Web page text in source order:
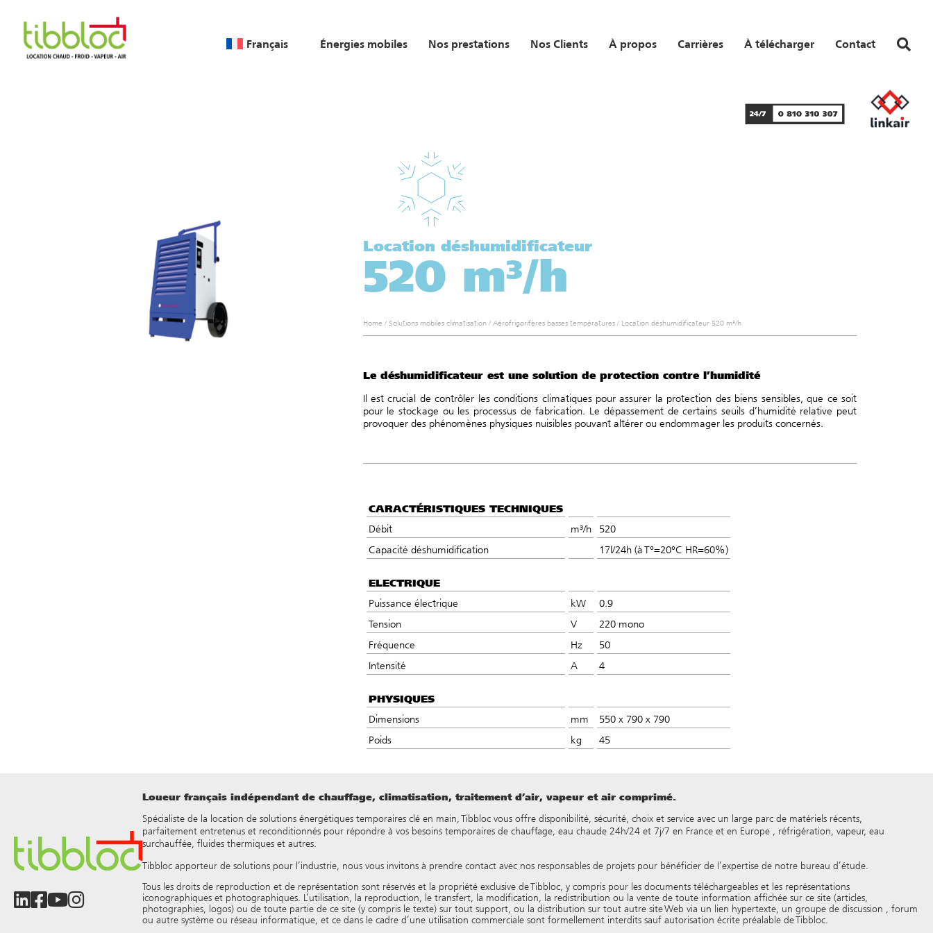
Français Énergies mobiles Nos prestations Nos Clients À propos Carrières À télécharger Contact
Location déshumidificateur
520 m³/h
Home / Solutions mobiles climatisation/ Aérofrigorifères basses températures/ Location déshumidificateur 520 m³/h
Le déshumidificateur est une solution de protection contre l’humidité
Il est crucial de contrôler les conditions climatiques pour assurer la protection des biens sensibles, que ce soit
pour le stockage ou les processus de fabrication. Le dépassement de certains seuils d’humidité relative peut
provoquer des phénomènes physiques nuisibles pouvant altérer ou endommager les produits concernés.
CARACTÉRISTIQUES TECHNIQUES
Débit m³/h
520
Capacité déshumidification
17l/24h (à T°=20°C HR=60%)
ELECTRIQUE
Puissance électrique kW
0.9
Tension
V
220 mono
Fréquence
Hz
50
Intensité
A 4
PHYSIQUES
Dimensions mm
550 x 790 x 790
Poids
kg 45
Loueur français indépendant de chauffage, climatisation, traitement d’air, vapeur et air comprimé.
Spécialiste de la location de solutions énergétiques temporaires clé en main, Tibbloc vous offre disponibilité, sécurité, choix et service avec un large parc de matériels récents,
parfaitement entretenus et reconditionnés pour répondre à vos besoins temporaires de chauffage, eau chaude 24h/24 et 7j/7 en France et en Europe , réfrigération, vapeur, eau
surchauffée, fluides thermiques et autres.
Tibbloc apporteur de solutions pour l’industrie, nous vous invitons à prendre contact avec nos responsables de projets pour bénéficier de l’expertise de notre bureau d’étude.
Tous les droits de reproduction et de représentation sont réservés et la propriété exclusive de Tibbloc, y compris pour les documents téléchargeables et les représentations
iconographiques et photographiques. L’utilisation, la reproduction, le transfert, la modification, la redistribution ou la vente de toute information affichée sur ce site (articles,
photographies, logos) ou de toute partie de ce site (y compris le texte) sur tout support, ou la distribution sur tout autre site Web via un lien hypertexte, un groupe de discussion , forum
ou autre système ou réseau informatique, et ce dans le cadre d’une utilisation commerciale sont formellement interdits sauf autorisation écrite préalable de Tibbloc.